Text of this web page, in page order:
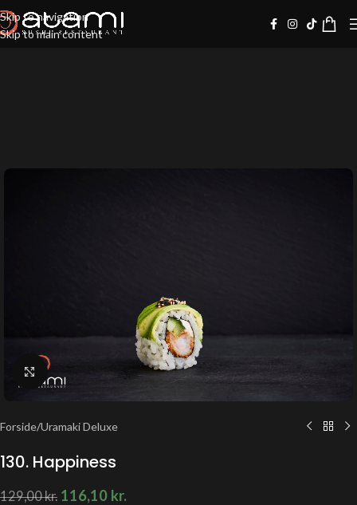
Skip to navigation
Skip to main content
Klik for at forstørre
Forside/Uramaki Deluxe
130. Happiness
129,00kr. 116,10 kr.